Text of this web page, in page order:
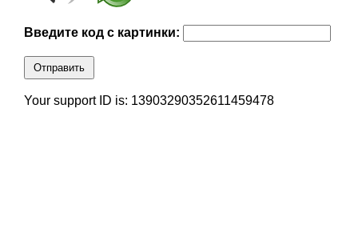
Введите код с картинки:
Отправить
Your support ID is: 13903290352611459478